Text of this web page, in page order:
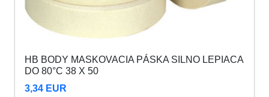
HB BODY MASKOVACIA PÁSKA SILNO LEPIACA
DO 80°C 38 X 50
3,34 EUR